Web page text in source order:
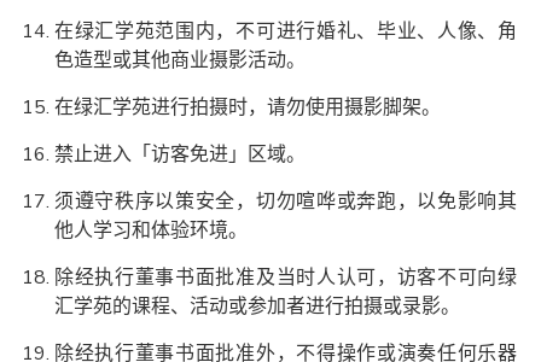
在绿汇学苑范围内，不可进行婚礼、毕业、人像、角
色造型或其他商业摄影活动。
在绿汇学苑进行拍摄时，请勿使用摄影脚架。
禁止进入「访客免进」区域。
须遵守秩序以策安全，切勿喧哗或奔跑，以免影响其
他人学习和体验环境。
除经执行董事书面批准及当时人认可，访客不可向绿
汇学苑的课程、活动或参加者进行拍摄或录影。
除经执行董事书面批准外，不得操作或演奏任何乐器